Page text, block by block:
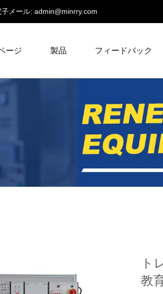
メール: admin@minrry.com
ージ 製品 フィードバック
ト
教